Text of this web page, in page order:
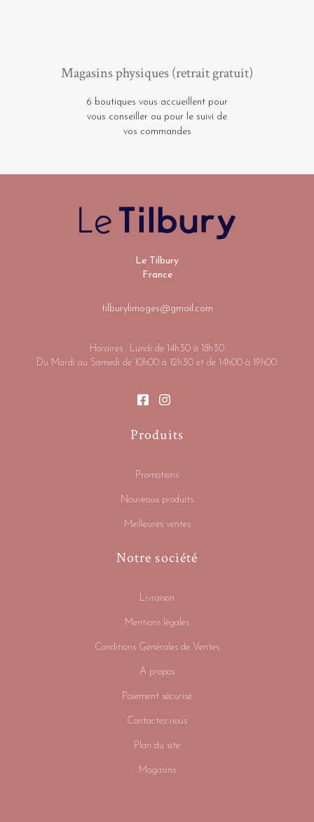
Magasins physiques (retrait gratuit)
6 boutiques vous accueillent pour
vous conseiller ou pour le suivi de
vos commandes
Le Tilbury
France
tilburylimoges@gmail.com
Horaires : Lundi de 14h30 à 18h30
Du Mardi au Samedi de 10h00 à 12h30 et de 14h00 à 19h00.
Produits
Promotions
Nouveaux produits
Meilleures ventes
Notre société
Livraison
Mentions légales
Conditions Générales de Ventes
A propos
Paiement sécurisé
Contactez-nous
Plan du site
Magasins